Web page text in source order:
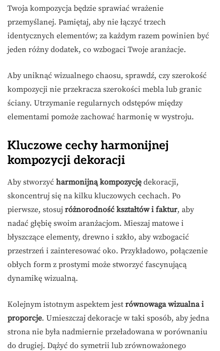
Twoja kompozycja będzie sprawiać wrażenie
przemyślanej. Pamiętaj, aby nie łączyć trzech
identycznych elementów; za każdym razem powinien być
jeden różny dodatek, co wzbogaci Twoje aranżacje.
Aby uniknąć wizualnego chaosu, sprawdź, czy szerokość
kompozycji nie przekracza szerokości mebla lub granic
ściany. Utrzymanie regularnych odstępów między
elementami pomoże zachować harmonię w wystroju.
Kluczowe cechy harmonijnej
kompozycji dekoracji
Aby stworzyć harmonijną kompozycję dekoracji,
skoncentruj się na kilku kluczowych cechach. Po
pierwsze, stosuj różnorodność kształtów i faktur, aby
nadać głębię swoim aranżacjom. Mieszaj matowe i
błyszczące elementy, drewno i szkło, aby wzbogacić
przestrzeń i zainteresować oko. Przykładowo, połączenie
obłych form z prostymi może stworzyć fascynującą
dynamikę wizualną.
Kolejnym istotnym aspektem jest równowaga wizualna i
proporcje. Umieszczaj dekoracje w taki sposób, aby jedna
strona nie była nadmiernie przeładowana w porównaniu
do drugiej. Dążyć do symetrii lub zrównoważonego